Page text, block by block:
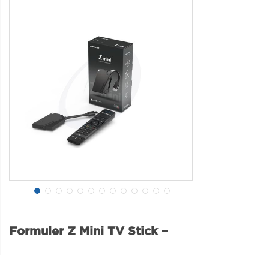
Formuler Z Mini TV Stick –